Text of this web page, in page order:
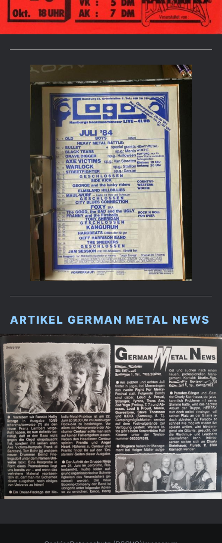
ARTIKEL GERMAN METAL NEWS